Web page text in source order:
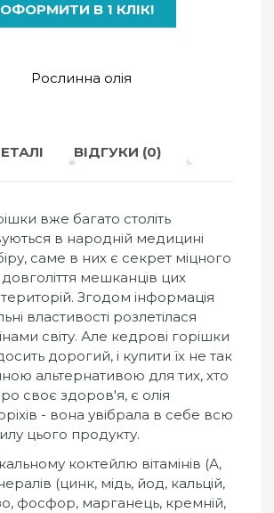
ОФОРМИТИ В 1 КЛІК!
Рослинна олія
ВІДГУКИ (0)
вже багато століть
в народній медицині
​​саме в них є секрет міцного
мешканців цих
Згодом інформація
властивості розлетілася
світу. Але кедрові горішки
дорогий, і купити їх не так
альтернативою для тих, хто
своє здоров'я, є олія
- вона увібрала в себе всю
цього продукту.
коктейлю вітамінів (А,
(цинк, мідь, йод, кальцій,
фосфор, марганець, кремній,